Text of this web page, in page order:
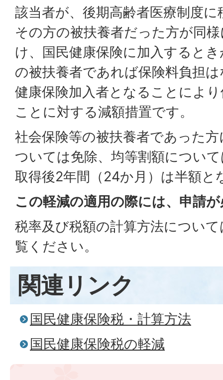
該当者が、後期高齢者医療制度
その方の被扶養者だった方が同
け、国民健康保険に加入すると
の被扶養者であれば保険料負担
健康保険加入者となることによ
ことに対する減額措置です。
社会保険等の被扶養者であった
ついては免除、均等割額につい
取得後2年間（24か月）は半額と
この軽減の適用の際には、申請
税率及び税額の計算方法につい
覧ください。
関連リンク
国民健康保険税・計算方法
国民健康保険税の軽減